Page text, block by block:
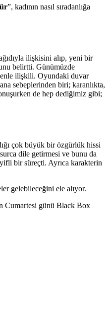
”, kadının nasıl sıradanlığa
ilişkisini alıp, yeni bir
belirtti. Günümüzde
ilişkili. Oyundaki duvar
sebeplerinden biri; karanlıkta,
de hep dediğimiz gibi;
çok büyük bir özgürlük hissi
dile getirmesi ve bunu da
bir süreçti. Ayrıca karakterin
gelebileceğini ele alıyor.
Cumartesi günü Black Box